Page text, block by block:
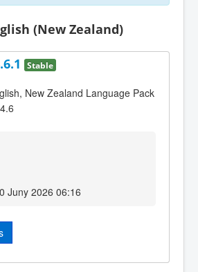
(New Zealand)
Stable
New Zealand Language Pack
Juny 2026 06:16